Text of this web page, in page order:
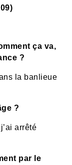
ça va,
?
la banlieue
?
arrêté
par le